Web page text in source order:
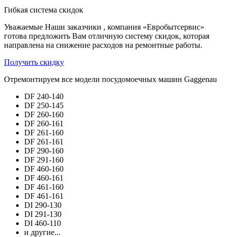
Гибкая система скидок
Уважаемые Наши заказчики , компания «Евробытсервис»
готова предложить Вам отличную систему скидок, которая
направлена на снижение расходов на ремонтные работы.
Получить скидку
Отремонтируем все модели посудомоечных машин Gaggenau
DF 240-140
DF 250-145
DF 260-160
DF 260-161
DF 261-160
DF 261-161
DF 290-160
DF 291-160
DF 460-160
DF 460-161
DF 461-160
DF 461-161
DI 290-130
DI 291-130
DI 460-110
и другие...